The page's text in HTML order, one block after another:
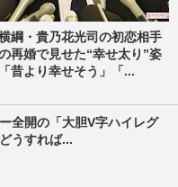
綱・貴乃花光司の初恋相手
再婚で見せた“幸せ太り”姿
昔より幸せそう」「...
全開の「大胆V字ハイレグ
うすれば...